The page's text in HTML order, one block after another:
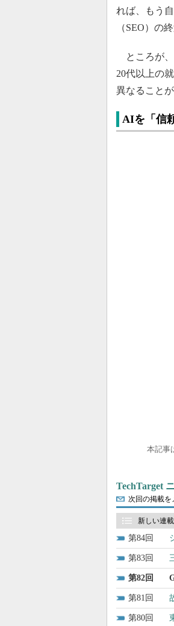
れば、もう
（SEO）の
ところが、
20代以上の
異なること
AIを「信
本記事
TechTarget
次回の掲載を
新しい連
84
83
82
81
80